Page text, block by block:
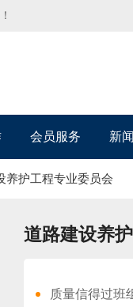
会员服务 新
养护工程专业委员会
道路建设养
质量信得过班